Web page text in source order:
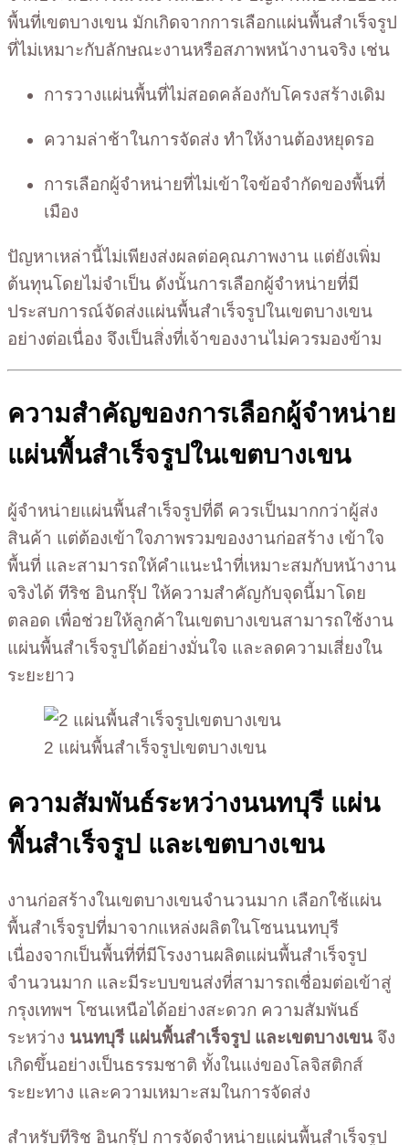
พื้นที่เขตบางเขน มักเกิดจากการเลือกแผ่นพื้นสำเร็จรูป
ที่ไม่เหมาะกับลักษณะงานหรือสภาพหน้างานจริง เช่น
การวางแผ่นพื้นที่ไม่สอดคล้องกับโครงสร้างเดิม
ความล่าช้าในการจัดส่ง ทำให้งานต้องหยุดรอ
การเลือกผู้จำหน่ายที่ไม่เข้าใจข้อจำกัดของพื้นที่
เมือง
ปัญหาเหล่านี้ไม่เพียงส่งผลต่อคุณภาพงาน แต่ยังเพิ่ม
ต้นทุนโดยไม่จำเป็น ดังนั้นการเลือกผู้จำหน่ายที่มี
ประสบการณ์จัดส่งแผ่นพื้นสำเร็จรูปในเขตบางเขน
อย่างต่อเนื่อง จึงเป็นสิ่งที่เจ้าของงานไม่ควรมองข้าม
ความสำคัญของการเลือกผู้จำหน่าย
แผ่นพื้นสำเร็จรูปในเขตบางเขน
ผู้จำหน่ายแผ่นพื้นสำเร็จรูปที่ดี ควรเป็นมากกว่าผู้ส่ง
สินค้า แต่ต้องเข้าใจภาพรวมของงานก่อสร้าง เข้าใจ
พื้นที่ และสามารถให้คำแนะนำที่เหมาะสมกับหน้างาน
จริงได้ ทีริช อินกรุ๊ป ให้ความสำคัญกับจุดนี้มาโดย
ตลอด เพื่อช่วยให้ลูกค้าในเขตบางเขนสามารถใช้งาน
แผ่นพื้นสำเร็จรูปได้อย่างมั่นใจ และลดความเสี่ยงใน
ระยะยาว
2 แผ่นพื้นสำเร็จรูปเขตบางเขน
ความสัมพันธ์ระหว่างนนทบุรี แผ่น
พื้นสำเร็จรูป และเขตบางเขน
งานก่อสร้างในเขตบางเขนจำนวนมาก เลือกใช้แผ่น
พื้นสำเร็จรูปที่มาจากแหล่งผลิตในโซนนนทบุรี
เนื่องจากเป็นพื้นที่ที่มีโรงงานผลิตแผ่นพื้นสำเร็จรูป
จำนวนมาก และมีระบบขนส่งที่สามารถเชื่อมต่อเข้าสู่
กรุงเทพฯ โซนเหนือได้อย่างสะดวก ความสัมพันธ์
ระหว่าง นนทบุรี แผ่นพื้นสำเร็จรูป และเขตบางเขนจึง
เกิดขึ้นอย่างเป็นธรรมชาติ ทั้งในแง่ของโลจิสติกส์
ระยะทาง และความเหมาะสมในการจัดส่ง
สำหรับทีริช อินกรุ๊ป การจัดจำหน่ายแผ่นพื้นสำเร็จรูป